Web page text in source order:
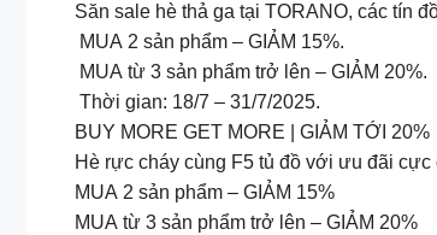
Săn sale hè thả ga tại TORANO, các tín
MUA 2 sản phẩm – GIẢM 15%.
MUA từ 3 sản phẩm trở lên – GIẢM 20%.
Thời gian: 18/7 – 31/7/2025.
BUY MORE GET MORE | GIẢM TỚI 20%
Hè rực cháy cùng F5 tủ đồ với ưu đãi
MUA 2 sản phẩm – GIẢM 15%
MUA từ 3 sản phẩm trở lên – GIẢM 20%